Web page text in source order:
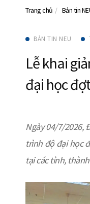
Trang chủ Bản tin
BẢN TIN NEU
Lễ khai
đại học
Ngày 04/7/2026,
trình độ đại học
tại các tỉnh,